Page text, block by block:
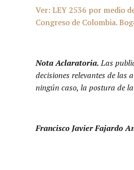
Ver: LEY 2536 por medio
Congreso de Colombia.
Nota Aclaratoria.Las
decisiones relevantes de las
ningún caso, la postura de
Francisco Javier Fajardo